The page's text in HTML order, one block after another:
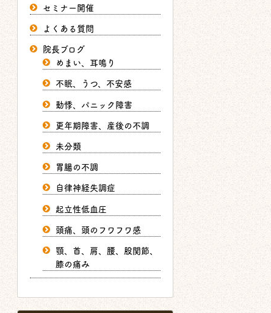
セミナー開催
よくある質問
院長ブログ
めまい、耳鳴り
不眠、うつ、不安感
動悸、パニック障害
更年期障害、産後の不調
未分類
胃腸の不調
自律神経失調症
起立性低血圧
頭痛、頭のフワフワ感
顎、首、肩、腰、股関節、
膝の痛み